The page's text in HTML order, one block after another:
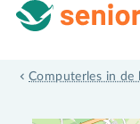
Computerles in de
Leslocatie